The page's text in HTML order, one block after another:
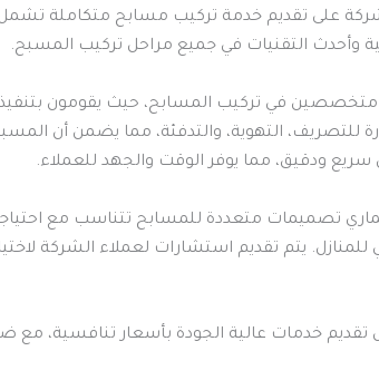
على تقديم خدمة تركيب مسابح متكاملة
وأحدث التقنيات في جميع مراحل تركيب المسبح.
في تركيب المسابح، حيث يقومون بتنفيذ
التهوية، والتدفئة، مما يضمن أن
ودقيق، مما يوفر الوقت والجهد للعملاء.
تصميمات متعددة للمسابح تتناسب مع
للمنازل. يتم تقديم استشارات لعملاء الشركة
خدمات عالية الجودة بأسعار تنافسية، مع